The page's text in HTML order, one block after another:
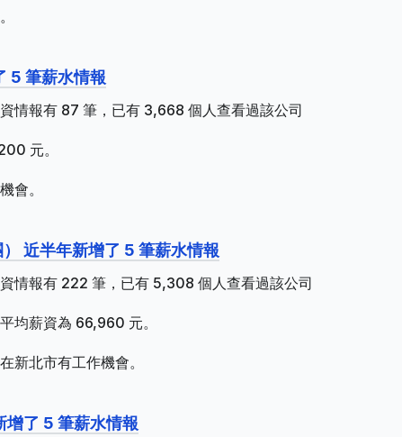
5 筆薪水情報
情報有 87 筆，已有 3,668 個人查看過該公司
元。
會。
近半年新增了 5 筆薪水情報
情報有 222 筆，已有 5,308 個人查看過該公司
均薪資為 66,960 元。
新北市有工作機會。
增了 5 筆薪水情報